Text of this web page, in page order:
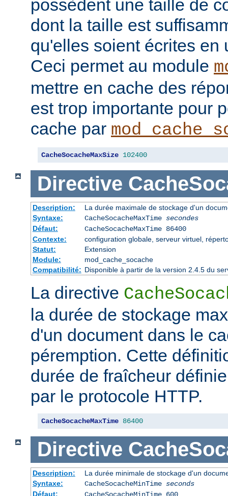
possèdent une taille de
dont la taille est
qu'elles soient écrites en
Ceci permet au module
mettre en cache des
est trop importante pour
cache par
CacheSocacheMaxSize 102400
Directive
Description:
La durée maximale de stockage d'un
Syntaxe:
CacheSocacheMaxTime secondes
Défaut:
CacheSocacheMaxTime 86400
Contexte:
configuration globale, serveur virtuel,
Statut:
Extension
Module:
mod_cache_socache
Compatibilité: Disponible à partir de la version 2.4.5 du
La directive
la durée de stockage
d'un document dans le
péremption. Cette
durée de fraîcheur
par le protocole HTTP.
CacheSocacheMaxTime 86400
Directive
Description:
La durée minimale de stockage d'un
Syntaxe:
CacheSocacheMinTime seconds
Défaut: